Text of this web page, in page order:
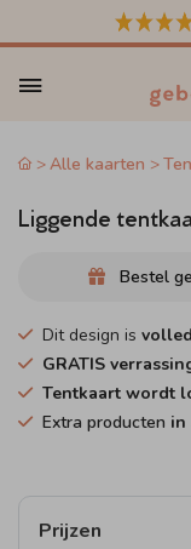
Alle kaarten
Liggende
Bestel
Dit design is
GRATIS
Tentkaart wordt
Extra producten in
Prijzen